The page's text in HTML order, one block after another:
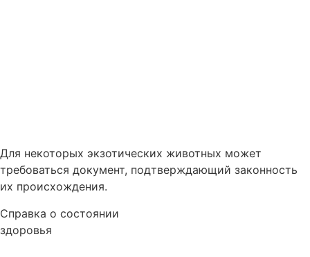
Для некоторых экзотических животных может
требоваться документ, подтверждающий законность
их происхождения.
Справка о состоянии
здоровья